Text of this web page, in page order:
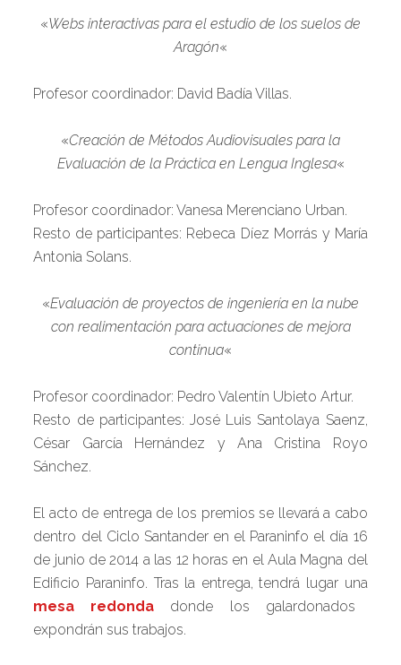
«Webs interactivas para el estudio de los suelos de
Aragón«
Profesor coordinador: David Badía Villas.
«Creación de Métodos Audiovisuales para la
Evaluación de la Práctica en Lengua Inglesa«
Profesor coordinador: Vanesa Merenciano Urban.
Resto de participantes: Rebeca Díez Morrás y María
Antonia Solans.
«Evaluación de proyectos de ingeniería en la nube
con realimentación para actuaciones de mejora
continua«
Profesor coordinador: Pedro Valentín Ubieto Artur.
Resto de participantes: José Luis Santolaya Saenz,
César García Hernández y Ana Cristina Royo
Sánchez.
El acto de entrega de los premios se llevará a cabo
dentro del Ciclo Santander en el Paraninfo el día 16
de junio de 2014 a las 12 horas en el Aula Magna del
Edificio Paraninfo. Tras la entrega, tendrá lugar una
mesa redonda donde los galardonados
expondrán sus trabajos.